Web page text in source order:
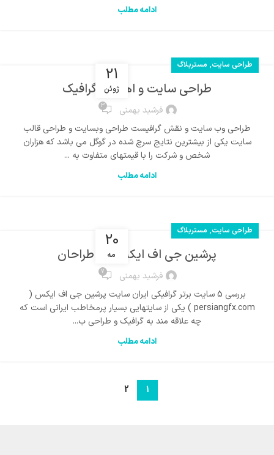
ادامه مطلب
21
ژوئن
طراحی سایت, مستربلاگ
طراحی سایت و اهمیت گرافیک
فرشید بهمنی 3
طراحی وب سایت و نقش گرافیست طراحی وبسایت و طراحی قالب
سایت یکی از بیشترین نتایج سرچ شده در گوگل می باشد که هزاران
شخص و شرکت را با قیمتهای متفاوت به ...
ادامه مطلب
20
مه
طراحی سایت, مستربلاگ
پرشین جی اف ایکس یار طراحان
فرشید بهمنی 7
بررسی 5 سایت برتر گرافیکی ایران سایت پرشین جی اف ایکس (
persiangfx.com ) یکی از سایتهایی بسیار پرمخاطب ایرانی است که
چه علاقه مند به گرافیک و طراحی ب...
ادامه مطلب
1
2